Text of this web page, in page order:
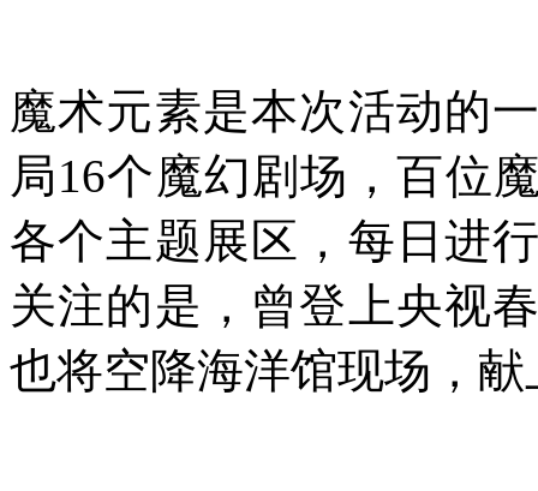
魔术元素是本次活动的
局16个魔幻剧场，百位
各个主题展区，每日进
关注的是，曾登上央视
也将空降海洋馆现场，